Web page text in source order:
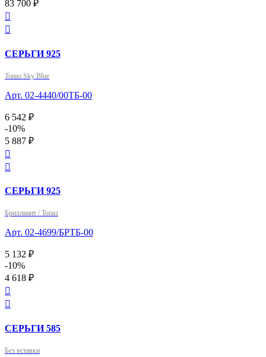
83 700 ₽


СЕРЬГИ 925
Топаз Sky Blue
Арт. 02-4440/00ТБ-00
6 542 ₽
-10%
5 887 ₽


СЕРЬГИ 925
Бриллиант / Топаз
Арт. 02-4699/БРТБ-00
5 132 ₽
-10%
4 618 ₽


СЕРЬГИ 585
Без вставки